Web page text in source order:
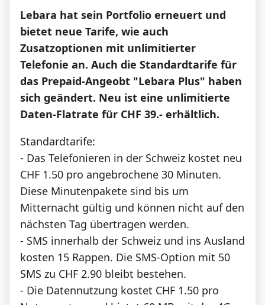
Forum
Über uns
Datenschutz·AGB·Impressum
Lebara hat sein Portfolio erneuert und
bietet neue Tarife, wie auch
Zusatzoptionen mit unlimitierter
Telefonie an. Auch die Standardtarife für
das Prepaid-Angeobt "Lebara Plus" haben
sich geändert. Neu ist eine unlimitierte
Daten-Flatrate für CHF 39.- erhältlich.
Standardtarife:
- Das Telefonieren in der Schweiz kostet neu
CHF 1.50 pro angebrochene 30 Minuten.
Diese Minutenpakete sind bis um
Mitternacht gültig und können nicht auf den
nächsten Tag übertragen werden.
- SMS innerhalb der Schweiz und ins Ausland
kosten 15 Rappen. Die SMS-Option mit 50
SMS zu CHF 2.90 bleibt bestehen.
- Die Datennutzung kostet CHF 1.50 pro